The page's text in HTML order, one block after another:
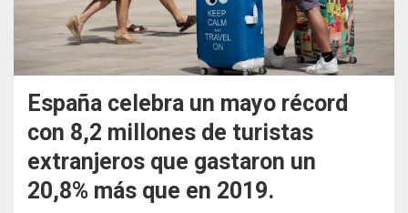
España celebra un mayo récord
con 8,2 millones de turistas
extranjeros que gastaron un
20,8% más que en 2019.